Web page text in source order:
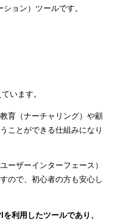
ョン）ツールです。
います。
育（ナーチャリング）や顧
ことができる仕組みになり
ーザーインターフェース）
ので、初心者の方も安心し
利用したツールであり、